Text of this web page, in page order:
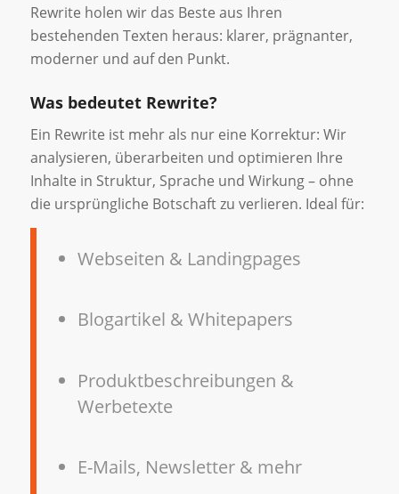
Rewrite holen wir das Beste aus Ihren
bestehenden Texten heraus: klarer, prägnanter,
moderner und auf den Punkt.
Was bedeutet Rewrite?
Ein Rewrite ist mehr als nur eine Korrektur: Wir
analysieren, überarbeiten und optimieren Ihre
Inhalte in Struktur, Sprache und Wirkung – ohne
die ursprüngliche Botschaft zu verlieren. Ideal für:
Webseiten & Landingpages
Blogartikel & Whitepapers
Produktbeschreibungen &
Werbetexte
E-Mails, Newsletter & mehr